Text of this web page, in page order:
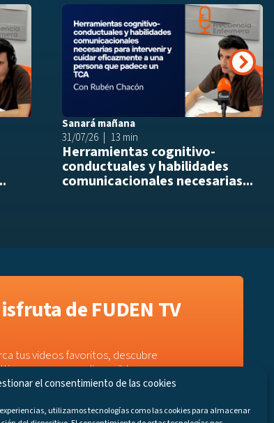
el consentimiento de las cookies
utilizamos tecnologías como las cookies para almacenar
Añadir a playlist
Sanará mañana
31/07/26
13 min
Herramientas cognitivo-
conductuales y habilidades
comunicacionales necesarias...
de FUDEN TV
tus videos favoritos, descubre
programas disponibles.